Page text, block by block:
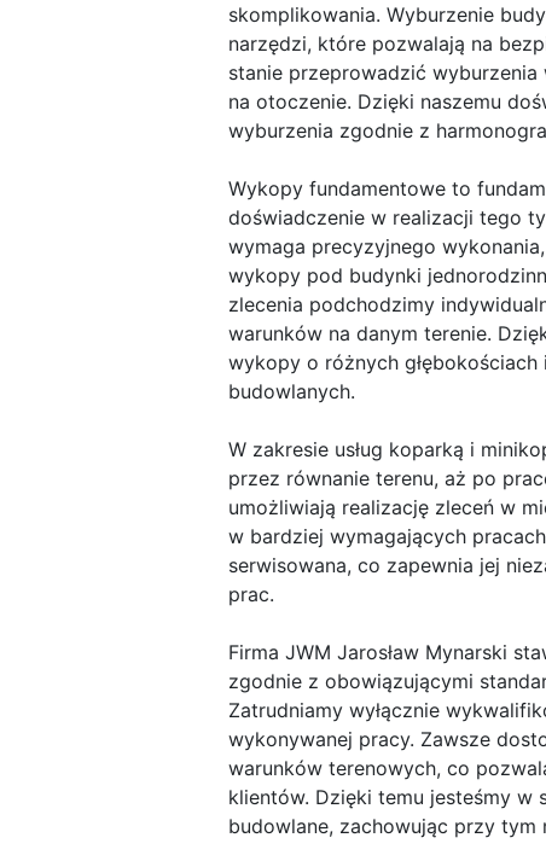
skomplikowania. Wyburzenie
narzędzi, które pozwalają na
stanie przeprowadzić wyburzenia
na otoczenie. Dzięki naszemu
wyburzenia zgodnie z
Wykopy fundamentowe to
doświadczenie w realizacji tego
wymaga precyzyjnego
wykopy pod budynki
zlecenia podchodzimy
warunków na danym terenie.
wykopy o różnych
budowlanych.
W zakresie usług koparką i
przez równanie terenu, aż po
umożliwiają realizację zleceń w
w bardziej wymagających
serwisowana, co zapewnia jej
prac.
Firma JWM Jarosław Mynarski
zgodnie z obowiązującymi
Zatrudniamy wyłącznie
wykonywanej pracy. Zawsze
warunków terenowych, co
klientów. Dzięki temu jesteśmy w
budowlane, zachowując przy